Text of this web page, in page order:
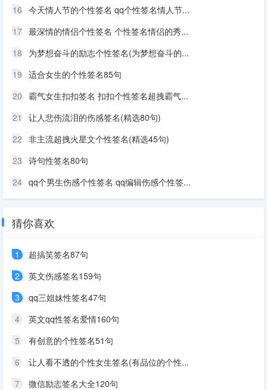
16 今天情人节的个性签名 qq个性签名情人节...
17 最深情的情侣个性签名 个性签名情侣的秀...
18 为梦想奋斗的励志个性签名(为梦想奋斗的...
19 适合女生的个性签名85句
20 霸气女生扣扣签名 扣扣个性签名超拽霸气...
21
让人悲伤流泪的伤感签名(精选80句)
22 非主流超拽火星文个性签名(精选45句)
23 诗句性签名80句
24 qq个男生伤感个性签名 qq编辑伤感个性签...
猜你喜欢
1
超搞笑签名87句
2
英文伤感签名159句
3
qq三姐妹性签名47句
4
英文qq性签名爱情160句
5
有创意的个性签名51句
6
让人看不透的个性女生签名(有品位的个性...
7
微信励志签名大全120句